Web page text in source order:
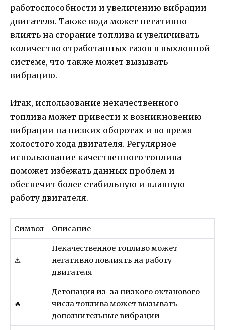
работоспособности и увеличению вибрации
двигателя. Также вода может негативно
влиять на сгорание топлива и увеличивать
количество отработанных газов в выхлопной
системе, что также может вызывать
вибрацию.
Итак, использование некачественного
топлива может привести к возникновению
вибрации на низких оборотах и во время
холостого хода двигателя. Регулярное
использование качественного топлива
поможет избежать данных проблем и
обеспечит более стабильную и плавную
работу двигателя.
Символ Описание
⚠️
Некачественное топливо может
негативно повлиять на работу
двигателя
🔥
Детонация из-за низкого октанового
числа топлива может вызывать
дополнительные вибрации